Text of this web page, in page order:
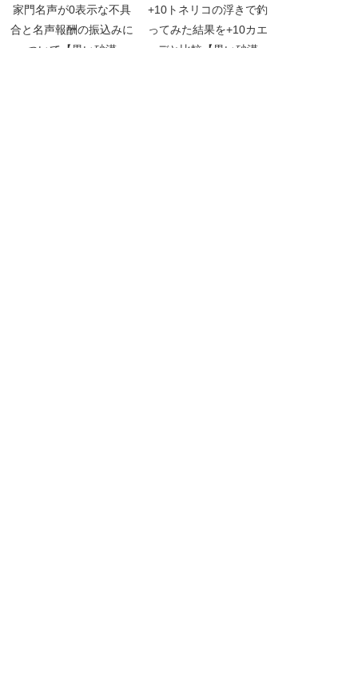
家門名声が0表示な不具
合と名声報酬の振込みに
ついて【黒い砂漠
+10トネリコの浮きで釣
ってみた結果を+10カエ
デと比較【黒い砂漠